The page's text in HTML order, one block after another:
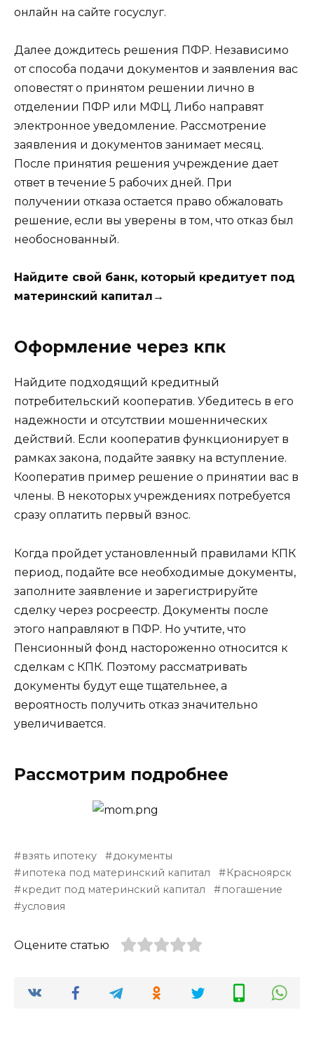
онлайн на сайте госуслуг.
Далее дождитесь решения ПФР. Независимо
от способа подачи документов и заявления вас
оповестят о принятом решении лично в
отделении ПФР или МФЦ. Либо направят
электронное уведомление. Рассмотрение
заявления и документов занимает месяц.
После принятия решения учреждение дает
ответ в течение 5 рабочих дней. При
получении отказа остается право обжаловать
решение, если вы уверены в том, что отказ был
необоснованный.
Найдите свой банк, который кредитует под
материнский капитал→
Оформление через кпк
Найдите подходящий кредитный
потребительский кооператив. Убедитесь в его
надежности и отсутствии мошеннических
действий. Если кооператив функционирует в
рамках закона, подайте заявку на вступление.
Кооператив пример решение о принятии вас в
члены. В некоторых учреждениях потребуется
сразу оплатить первый взнос.
Когда пройдет установленный правилами КПК
период, подайте все необходимые документы,
заполните заявление и зарегистрируйте
сделку через росреестр. Документы после
этого направляют в ПФР. Но учтите, что
Пенсионный фонд настороженно относится к
сделкам с КПК. Поэтому рассматривать
документы будут еще тщательнее, а
вероятность получить отказ значительно
увеличивается.
Рассмотрим подробнее
взять ипотеку
документы
ипотека под материнский капитал
Красноярск
кредит под материнский капитал
погашение
условия
Оцените статью